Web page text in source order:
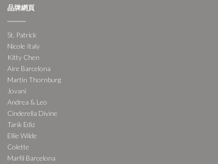
品牌網頁
St. Patrick
Nicole Italy
Kitty Chen
Aire Barcelona
Martin Thornburg
Jovani
Andrea & Leo
Cinderella Divine
Tarik Ediz
Ellie Wilde
Colette
Marfil Barcelona